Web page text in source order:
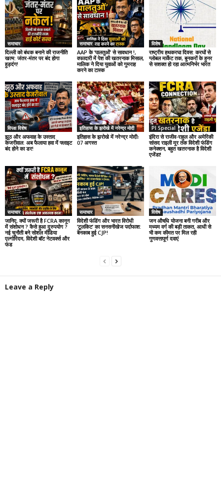
समाचार
दिल्ली को बंधक बनाने की राजनीति
खत्म: जंतर-मंतर पर बंद होगा
हुड़दंग!
समाचार
AAP के ‘पालतुओं’ से सावधान !,
वफादारी में पेश की खतरनाक मिसाल,
मालिक ने दिया युवाओं को गुमराह
करने का टास्क
विशेष
राष्ट्रीय हथकरघा दिवस: करघों से
ग्लोबल मार्केट तक, बुनकरों के हुनर
से सशक्त हो रहा आत्मनिर्भर भारत
विपक्ष विशेष
झूठ और अफवाह के उस्ताद
केजरीवाल: अब फैलाया हवा में फ्लाइट
बंद होने का डर!
इतिहास के झरोखे में नरेन्द्र मोदी
इतिहास के झरोखे में नरेन्द्र मोदीः
07 अगस्त
PI Special
इंदिरा से राजीव-राहुल और अमेरिकी
सांसद राइली मूर तक विदेशी फंडिंग
कनेक्शन, बहुत खतरनाक है विदेशी
एजेंडा!
समाचार
जानिए, क्यों जरूरी है FCRA कानून
में संशोधन ? कैसे हुआ दुरुपयोग ?
नई चुनौती बने सोशल मीडिया
एल्गोरिदम, विदेशी बॉट नेटवर्क्स और
फंड
समाचार
विदेशी फंडिंग और भारत विरोधी
‘टूलकिट’ का सनसनीखेज पर्दाफाश:
बेनकाब हुई CJP!
विशेष
जन औषधि योजना बनी गरीब और
मध्यम वर्ग की बड़ी ताकत, आधी से
भी कम कीमत पर मिल रही
गुणवत्तापूर्ण दवाएं
Leave a Reply